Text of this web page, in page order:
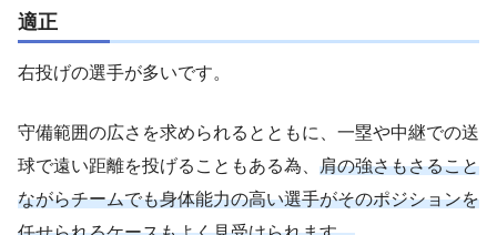
適正
右投げの選手が多いです。
守備範囲の広さを求められるとともに、一塁や中継での送
球で遠い距離を投げることもある為、 肩の強さもさること
ながらチームでも身体能力の高い選手がそのポジションを